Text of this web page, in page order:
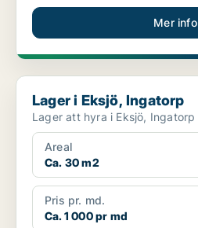
Mer info
Lager i Eksjö, Ingatorp
Lager i Eksjö, Ingatorp
Lager att hyra i Eksjö, Ingatorp
Areal
Ca. 30 m2
Pris pr. md.
Ca. 1 000 pr md